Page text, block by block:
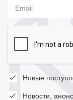
Новые
Новости,